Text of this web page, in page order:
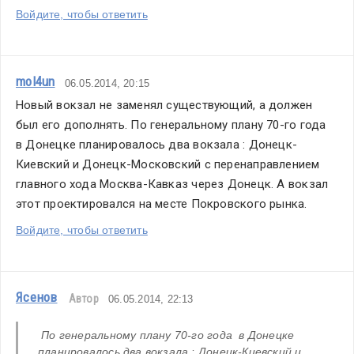
Войдите, чтобы ответить
mol4un 06.05.2014, 20:15
Новый вокзал не заменял существующий, а должен
был его дополнять. По генеральному плану 70-го года
в Донецке планировалось два вокзала : Донецк-
Киевский и Донецк-Московский с перенаправлением
главного хода Москва-Кавказ через Донецк. А вокзал
этот проектировался на месте Покровского рынка.
Войдите, чтобы ответить
Ясенов Автор 06.05.2014, 22:13
По генеральному плану 70-го года  в Донецке